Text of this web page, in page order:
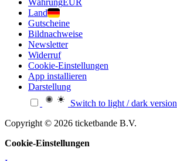
Land
Gutscheine
Bildnachweise
Newsletter
Widerruf
Cookie-Einstellungen
App installieren
Darstellung
Switch to light / dark version
Copyright © 2026 ticketbande B.V.
Cookie-Einstellungen